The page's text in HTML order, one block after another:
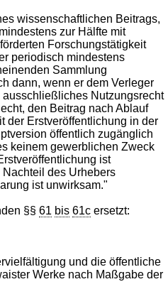
wissenschaftlichen Beitrags,
zur Hälfte mit
Forschungstätigkeit
periodisch mindestens
Sammlung
dann, wenn er dem Verleger
Nutzungsrecht
den Beitrag nach Ablauf
der Erstveröffentlichung in der
öffentlich zugänglich
keinem gewerblichen Zweck
ist
des Urhebers
ist unwirksam."
§§61 bis 61c ersetzt:
und die öffentliche
Werke nach Maßgabe der